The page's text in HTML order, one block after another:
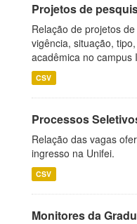
Projetos de
Relação de projetos
vigência, situação,
acadêmica no campus
CSV
Processos
Relação das vagas
ingresso na Unifei.
CSV
Monitores da